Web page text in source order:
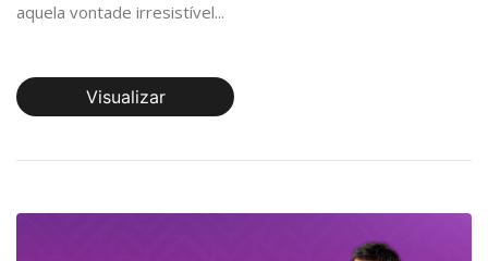
aquela vontade irresistível...
Visualizar